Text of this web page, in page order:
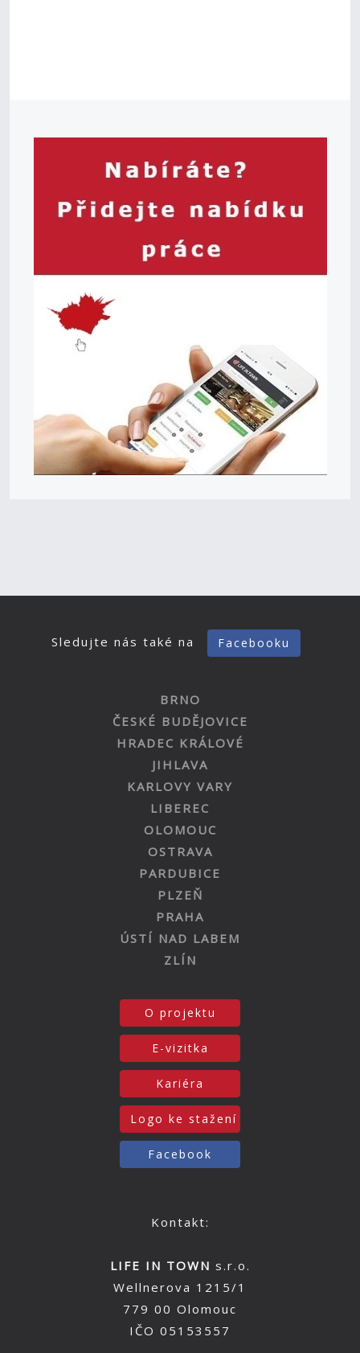
Sledujte nás také na Facebooku
BRNO
ČESKÉ BUDĚJOVICE
HRADEC KRÁLOVÉ
JIHLAVA
KARLOVY VARY
LIBEREC
OLOMOUC
OSTRAVA
PARDUBICE
PLZEŇ
PRAHA
ÚSTÍ NAD LABEM
ZLÍN
O projektu
E-vizitka
Kariéra
Logo ke stažení
Facebook
Kontakt:
LIFE IN TOWN s.r.o.
Wellnerova 1215/1
779 00 Olomouc
IČO 05153557